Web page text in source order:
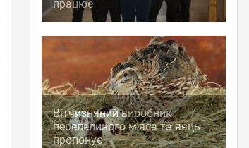
працює
Вітчизняний виробник
перепелиного м'яса та яєць
пропонує